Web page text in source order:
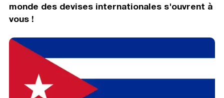
monde des devises internationales s'ouvrent à
vous !